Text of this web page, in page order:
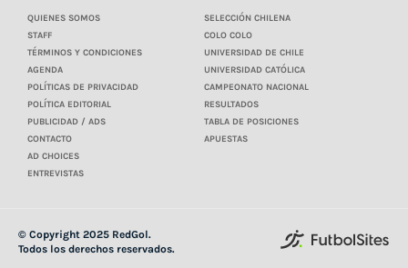
QUIENES SOMOS
STAFF
TÉRMINOS Y CONDICIONES
AGENDA
POLÍTICAS DE PRIVACIDAD
POLÍTICA EDITORIAL
PUBLICIDAD / ADS
CONTACTO
AD CHOICES
ENTREVISTAS
SELECCIÓN CHILENA
COLO COLO
UNIVERSIDAD DE CHILE
UNIVERSIDAD CATÓLICA
CAMPEONATO NACIONAL
RESULTADOS
TABLA DE POSICIONES
APUESTAS
© Copyright 2025 RedGol.
Todos los derechos reservados.